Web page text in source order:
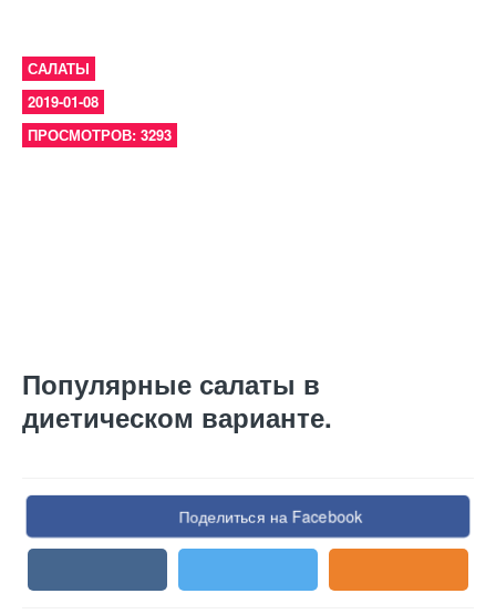
САЛАТЫ
2019-01-08
ПРОСМОТРОВ: 3293
Популярные салаты в
диетическом варианте.
Поделиться на Facebook